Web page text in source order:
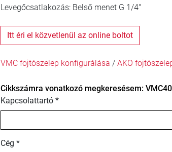
Levegőcsatlakozás: Belső menet G 1/4"
Itt éri el közvetlenül az online boltot
VMC fojtószelep konfigurálása / AKO
Cikkszámra vonatkozó megkeresésem:
Kapcsolattartó *
Cég *